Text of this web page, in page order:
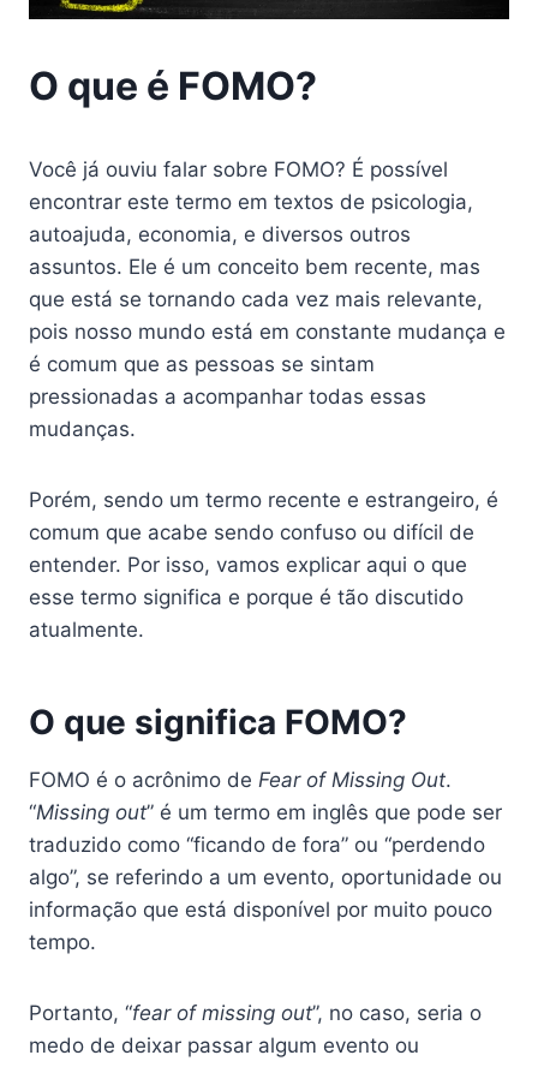
O que é FOMO?
Você já ouviu falar sobre FOMO? É possível
encontrar este termo em textos de psicologia,
autoajuda, economia, e diversos outros
assuntos. Ele é um conceito bem recente, mas
que está se tornando cada vez mais relevante,
pois nosso mundo está em constante mudança e
é comum que as pessoas se sintam
pressionadas a acompanhar todas essas
mudanças.
Porém, sendo um termo recente e estrangeiro, é
comum que acabe sendo confuso ou difícil de
entender. Por isso, vamos explicar aqui o que
esse termo significa e porque é tão discutido
atualmente.
O que significa FOMO?
FOMO é o acrônimo de Fear of Missing Out.
“Missing out” é um termo em inglês que pode ser
traduzido como “ficando de fora” ou “perdendo
algo”, se referindo a um evento, oportunidade ou
informação que está disponível por muito pouco
tempo.
Portanto, “fear of missing out”, no caso, seria o
medo de deixar passar algum evento ou